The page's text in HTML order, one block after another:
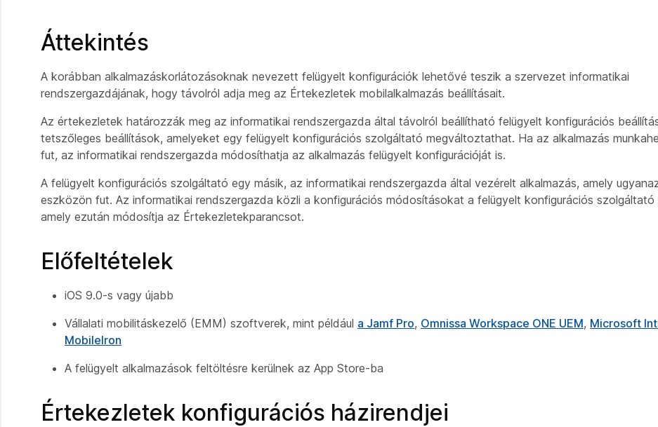
Áttekintés
A korábban alkalmazáskorlátozásoknak nevezett felügyelt konfigurációk lehetővé teszik a szervezet informatikai
rendszergazdájának, hogy távolról adja meg az Értekezletek mobilalkalmazás beállításait.
Az értekezletek határozzák meg az informatikai rendszergazda által távolról beállítható felügyelt konfigurációs
tetszőleges beállítások, amelyeket egy felügyelt konfigurációs szolgáltató megváltoztathat. Ha az alkalmazás
fut, az informatikai rendszergazda módosíthatja az alkalmazás felügyelt konfigurációját is.
A felügyelt konfigurációs szolgáltató egy másik, az informatikai rendszergazda által vezérelt alkalmazás, amely
eszközön fut. Az informatikai rendszergazda közli a konfigurációs módosításokat a felügyelt konfigurációs szolgáltató
amely ezután módosítja az Értekezletekparancsot.
Előfeltételek
iOS 9.0-s vagy újabb
Vállalati mobilitáskezelő (EMM) szoftverek, mint például a Jamf Pro, Omnissa Workspace ONE UEM, Microsoft
MobileIron
A felügyelt alkalmazások feltöltésre kerülnek az App Store-ba
Értekezletek konfigurációs házirendjei